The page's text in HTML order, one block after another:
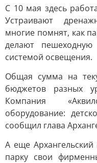
С 10 мая здесь
Устраивают
многие помнят, как
делают
системой освещения.
Общая сумма на
бюджетов разных
Компания
оборудование:
сообщил глава
А еще
парку свои